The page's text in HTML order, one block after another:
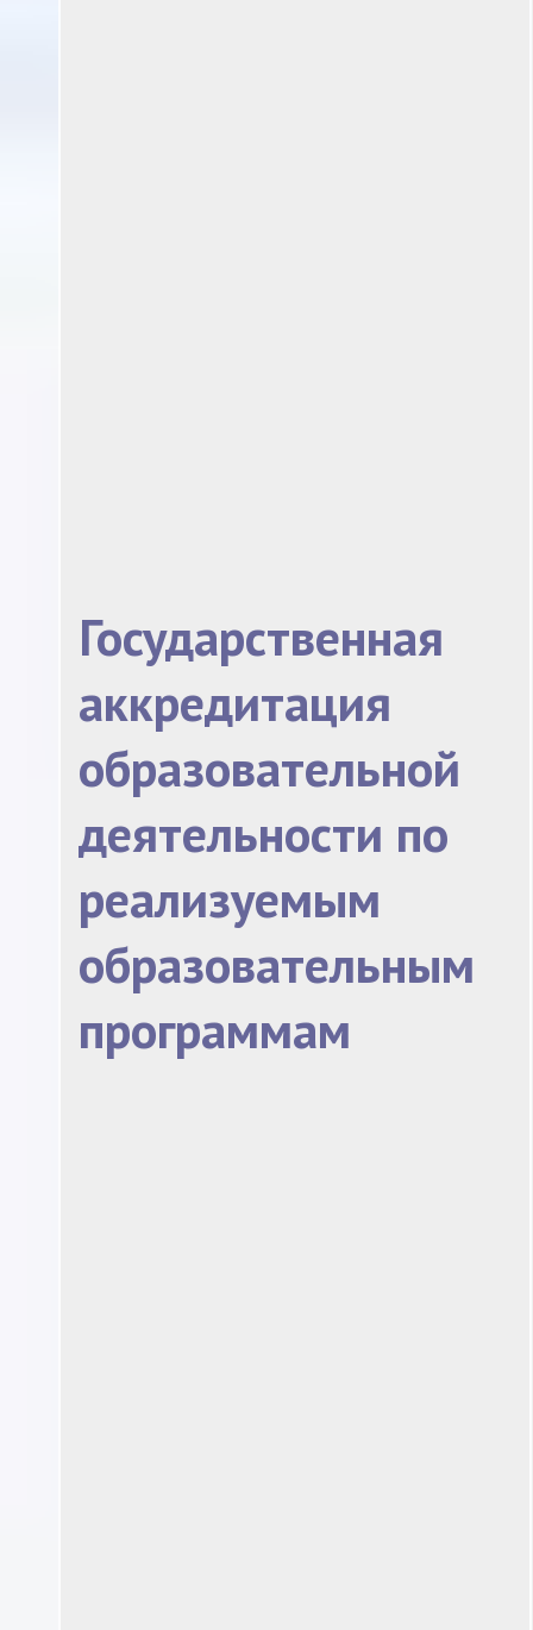
Государственная
аккредитация
образовательной
деятельности по
реализуемым
образовательным
программам